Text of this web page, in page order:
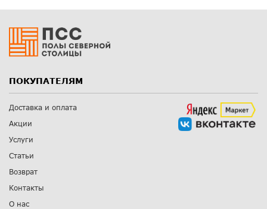
ПОКУПАТЕЛЯМ
Доставка и оплата
Акции
Услуги
Статьи
Возврат
Контакты
О нас